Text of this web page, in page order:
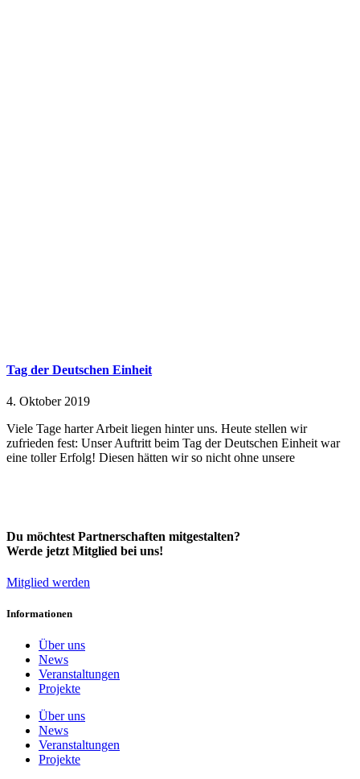
Tag der Deutschen Einheit
4. Oktober 2019
Viele Tage harter Arbeit liegen hinter uns. Heute stellen wir
zufrieden fest: Unser Auftritt beim Tag der Deutschen Einheit war
eine toller Erfolg! Diesen hätten wir so nicht ohne unsere
Du möchtest Partnerschaften mitgestalten?
Werde jetzt Mitglied bei uns!
Mitglied werden
Informationen
Über uns
News
Veranstaltungen
Projekte
Über uns
News
Veranstaltungen
Projekte